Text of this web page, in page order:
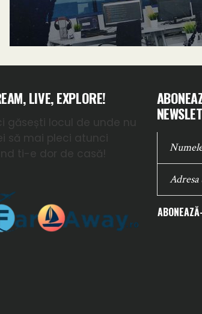
LIVE, EXPLORE!
găsești locul de unde nu
să mai pleci atunci
ti-e dor de casă!